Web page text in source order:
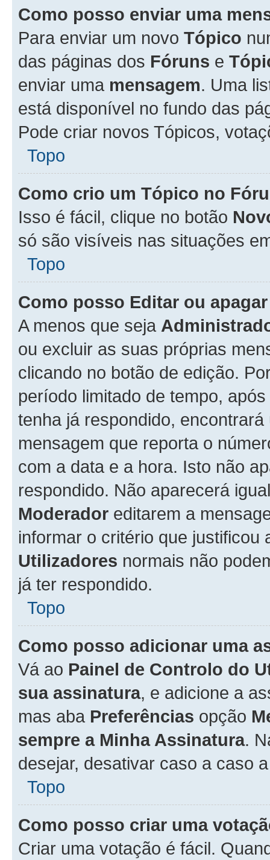
Como posso enviar uma
Para enviar um novo Tópico
das páginas dos Fóruns e
enviar uma mensagem. Uma
está disponível no fundo das
Pode criar novos Tópicos,
Topo
Como crio um Tópico no
Isso é fácil, clique no botão
só são visíveis nas situações
Topo
Como posso Editar ou
A menos que seja
ou excluir as suas próprias
clicando no botão de edição.
período limitado de tempo,
tenha já respondido,
mensagem que reporta o
com a data e a hora. Isto não
respondido. Não aparecerá
Moderador editarem a
informar o critério que
Utilizadores normais não
já ter respondido.
Topo
Como posso adicionar uma
Vá ao Painel de Controlo do
sua assinatura, e adicione a
mas aba Preferências opção
sempre a Minha Assinatura.
desejar, desativar caso a caso
Topo
Como posso criar uma
Criar uma votação é fácil.